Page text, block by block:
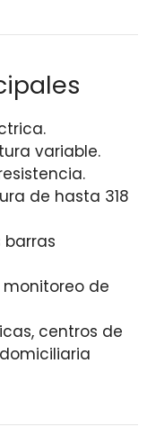
variable.
de hasta 318
monitoreo de
centros de